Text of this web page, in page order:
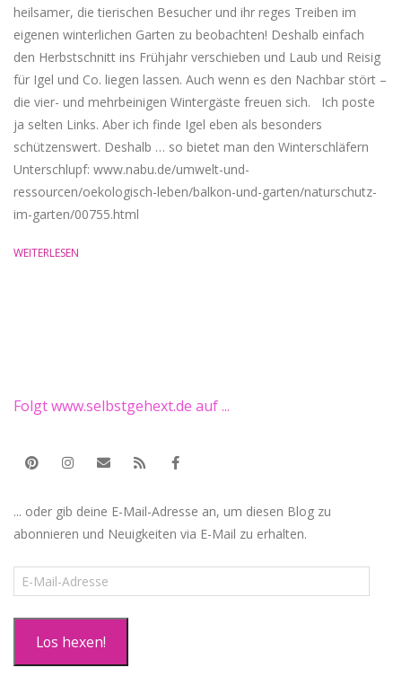
heilsamer, die tierischen Besucher und ihr reges Treiben im
eigenen winterlichen Garten zu beobachten! Deshalb einfach
den Herbstschnitt ins Frühjahr verschieben und Laub und Reisig
für Igel und Co. liegen lassen. Auch wenn es den Nachbar stört –
die vier- und mehrbeinigen Wintergäste freuen sich. Ich poste
ja selten Links. Aber ich finde Igel eben als besonders
schützenswert. Deshalb … so bietet man den Winterschläfern
Unterschlupf: www.nabu.de/umwelt-und-
ressourcen/oekologisch-leben/balkon-und-garten/naturschutz-
im-garten/00755.html
WEITERLESEN
Folgt www.selbstgehext.de auf ...
... oder gib deine E-Mail-Adresse an, um diesen Blog zu
abonnieren und Neuigkeiten via E-Mail zu erhalten.
E-
Mail-
Los hexen!